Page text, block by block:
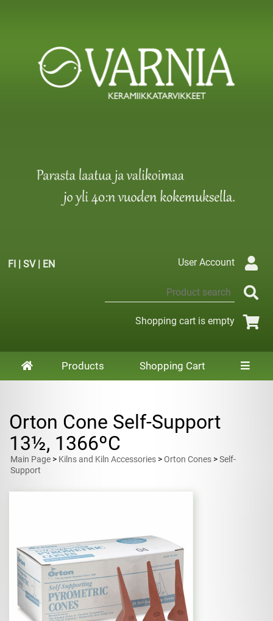
FI | SV| EN User Account
Shopping cart is empty
Products Shopping Cart
Orton Cone Self-Support
13½, 1366ºC
Main Page > Kilns and Kiln Accessories >Orton Cones >Self-
Support